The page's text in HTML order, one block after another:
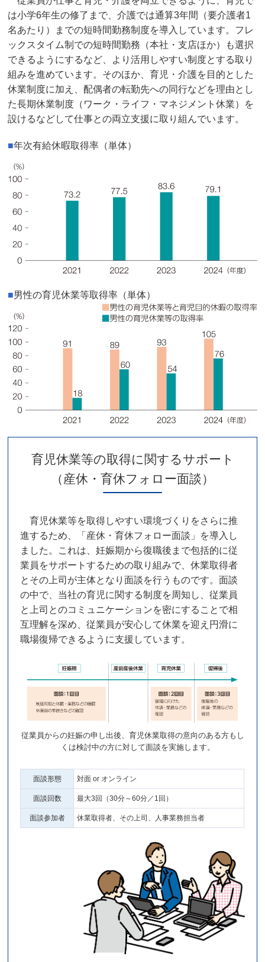
は小学6年生の修了まで、介護では通算3年間（要介護者1
名あたり）までの短時間勤務制度を導入しています。フレ
ックスタイム制での短時間勤務（本社・支店ほか）も選択
できるようにするなど、より活用しやすい制度とする取り
組みを進めています。そのほか、育児・介護を目的とした
休業制度に加え、配偶者の転勤先への同行などを理由とし
た長期休業制度（ワーク・ライフ・マネジメント休業）を
設けるなどして仕事との両立支援に取り組んでいます。
■年次有給休暇取得率（単体）
■男性の育児休業等取得率（単体）
育児休業等の取得に関するサポート
（産休・育休フォロー面談）
育児休業等を取得しやすい環境づくりをさらに推
進するため、「産休・育休フォロー面談」を導入し
ました。これは、妊娠期から復職後まで包括的に従
業員をサポートするための取り組みで、休業取得者
とその上司が主体となり面談を行うものです。面談
の中で、当社の育児に関する制度を周知し、従業員
と上司とのコミュニケーションを密にすることで相
互理解を深め、従業員が安心して休業を迎え円滑に
職場復帰できるように支援しています。
従業員からの妊娠の申し出後、育児休業取得の意向のある方もし
くは検討中の方に対して面談を実施します。
面談形態 対面 or オンライン
面談回数 最大3回（30分～60分／1回）
面談参加者 休業取得者、その上司、人事業務担当者